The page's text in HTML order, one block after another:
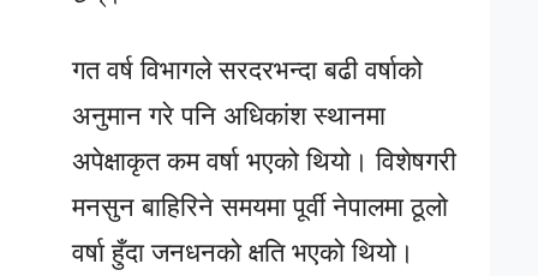
गत वर्ष विभागले सरदरभन्दा बढी वर्षाको
अनुमान गरे पनि अधिकांश स्थानमा
अपेक्षाकृत कम वर्षा भएको थियो। विशेषगरी
मनसुन बाहिरिने समयमा पूर्वी नेपालमा ठूलो
वर्षा हुँदा जनधनको क्षति भएको थियो।